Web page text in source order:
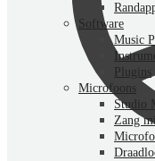
Software
Music
Plugins
Microfoons
Studio
Zang